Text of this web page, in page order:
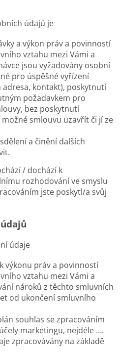
údajů je
a výkon práv a povinností
vztahu mezi Vámi a
jsou vyžadovány osobní
pro úspěšné vyřízení
adresa, kontakt), poskytnutí
požadavkem pro
bez poskytnutí
smlouvu uzavřít či jí ze
a činění dalších
/ dochází k
rozhodování ve smyslu
jste poskytl/a svůj
údaje
výkonu práv a povinností
vztahu mezi Vámi a
nároků z těchto smluvních
od ukončení smluvního
souhlas se zpracováním
marketingu, nejdéle ….
zpracovávány na základě